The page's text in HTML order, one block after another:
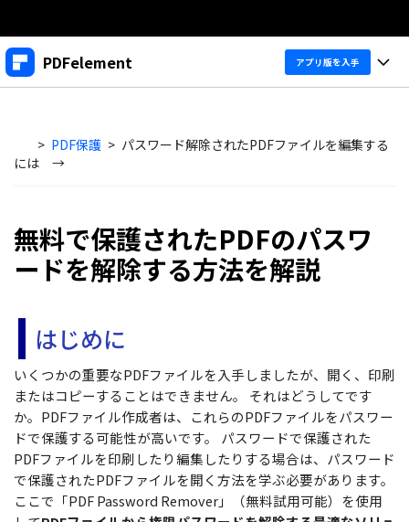
製品
ソリューション
企業情報
サポート
PDFelement アプリ版を入手
デスクトップ
PDFelement Mac版
アプリ
PDFelement Android版
Cloud
PDFelement Cloud
PDF オンラインツール
製品機能
PDF 作成
PDF 変換
PDF フォーム
OCR
PDF 整理
PDF 結合
PDF 圧縮
個人向け
教育向け
製品ガイド
Macユーザー向け
iOSユーザー向け
PDFに関するコツ
士業に役立つ
教育現場で活用
確定申告
無料ダウンロード 購入する
ログイン
検索
> PDF保護 > パスワード解除されたPDFファイルを編集する
には →
無料で保護されたPDFのパスワ
ードを解除する方法を解説
はじめに
いくつかの重要なPDFファイルを入手しましたが、開く、印刷
またはコピーすることはできません。 それはどうしてです
か。PDFファイル作成者は、これらのPDFファイルをパスワー
ドで保護する可能性が高いです。 パスワードで保護された
PDFファイルを印刷したり編集したりする場合は、パスワード
で保護されたPDFファイルを開く方法を学ぶ必要があります。
ここで「PDF Password Remover」（無料試用可能）を使用